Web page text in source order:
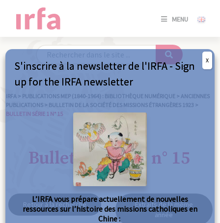
MENU
SE
/
IRFA > PUBLICATIONS MEP (1840-1964) : BIBLIOTHÈQUE NUMÉRIQUE > ANCIENNES
PUBLICATIONS > BULLETIN DE LA SOCIÉTÉ DES MISSIONS ÉTRANGÈRES 1923 >
BULLETIN SÉRIE 1 N° 15
Bulletin série 1 n° 15
Retour à la recherche
Extraits de la même
année
S'inscrire à la newsletter de l'IRFA - Sign
up for the IRFA newsletter
L’IRFA vous prépare actuellement de nouvelles
ressources sur l’histoire des missions catholiques en
Chine :
X